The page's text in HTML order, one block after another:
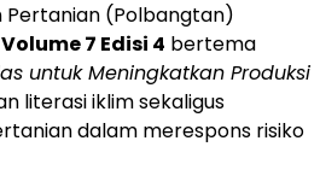
Pertanian (Polbangtan)
7 Edisi 4 bertema
untuk Meningkatkan Produksi
literasi iklim sekaligus
dalam merespons risiko